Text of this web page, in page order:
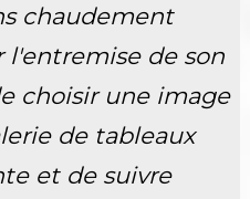
chaudement
l'entremise de son
choisir une image
de tableaux
et de suivre